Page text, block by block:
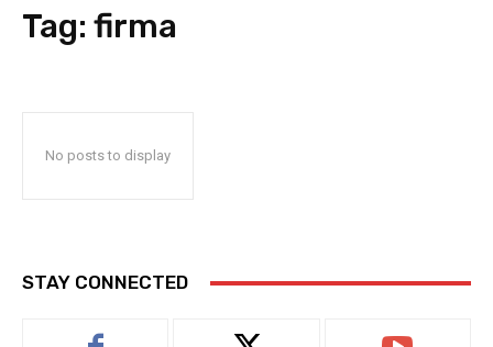
Tag: firma
No posts to display
STAY CONNECTED